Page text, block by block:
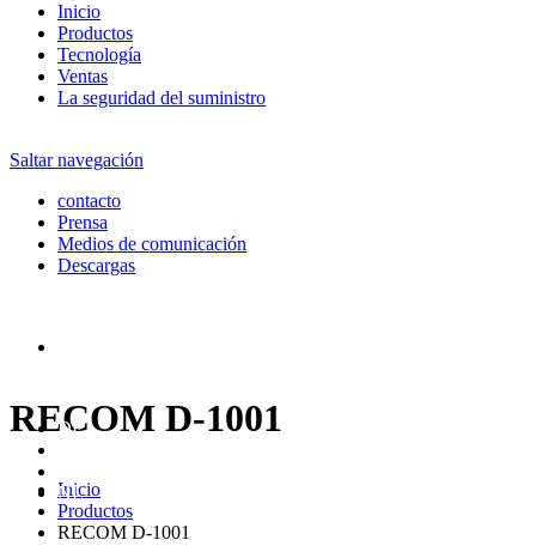
Inicio
Productos
Tecnología
Ventas
La seguridad del suministro
Saltar navegación
contacto
Prensa
Medios de comunicación
Descargas
DE
NL
RECOM D-1001
Inicio
Productos
RECOM D-1001